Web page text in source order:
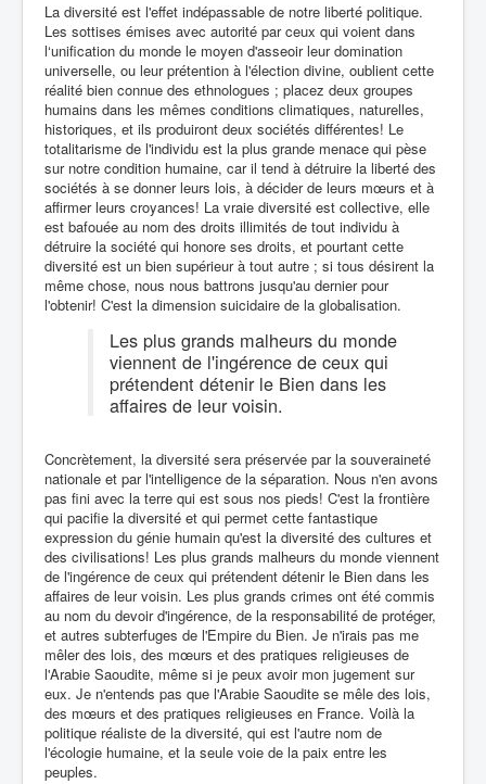
La diversité est l'effet indépassable de notre liberté politique.
Les sottises émises avec autorité par ceux qui voient dans
l‘unification du monde le moyen d'asseoir leur domination
universelle, ou leur prétention à l'élection divine, oublient cette
réalité bien connue des ethnologues ; placez deux groupes
humains dans les mêmes conditions climatiques, naturelles,
historiques, et ils produiront deux sociétés différentes! Le
totalitarisme de l'individu est la plus grande menace qui pèse
sur notre condition humaine, car il tend à détruire la liberté des
sociétés à se donner leurs lois, à décider de leurs mœurs et à
affirmer leurs croyances! La vraie diversité est collective, elle
est bafouée au nom des droits illimités de tout individu à
détruire la société qui honore ses droits, et pourtant cette
diversité est un bien supérieur à tout autre ; si tous désirent la
même chose, nous nous battrons jusqu'au dernier pour
l'obtenir! C'est la dimension suicidaire de la globalisation.
Les plus grands malheurs du monde
viennent de l'ingérence de ceux qui
prétendent détenir le Bien dans les
affaires de leur voisin.
Concrètement, la diversité sera préservée par la souveraineté
nationale et par l'intelligence de la séparation. Nous n'en avons
pas fini avec la terre qui est sous nos pieds! C'est la frontière
qui pacifie la diversité et qui permet cette fantastique
expression du génie humain qu'est la diversité des cultures et
des civilisations! Les plus grands malheurs du monde viennent
de l'ingérence de ceux qui prétendent détenir le Bien dans les
affaires de leur voisin. Les plus grands crimes ont été commis
au nom du devoir d'ingérence, de la responsabilité de protéger,
et autres subterfuges de l'Empire du Bien. Je n'irais pas me
mêler des lois, des mœurs et des pratiques religieuses de
l'Arabie Saoudite, même si je peux avoir mon jugement sur
eux. Je n'entends pas que l'Arabie Saoudite se mêle des lois,
des mœurs et des pratiques religieuses en France. Voilà la
politique réaliste de la diversité, qui est l'autre nom de
l'écologie humaine, et la seule voie de la paix entre les
peuples.